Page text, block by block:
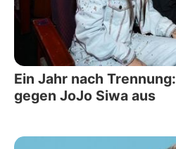
Ein Jahr nach
gegen JoJo Siwa aus